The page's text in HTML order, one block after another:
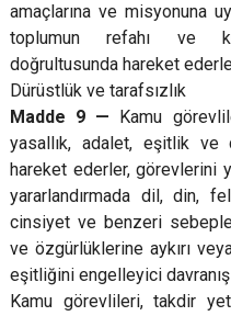
amaçlarına ve misyonuna
toplumun refahı ve
doğrultusunda hareket
Dürüstlük ve tarafsızlık
Madde 9 — Kamu
yasallık, adalet, eşitlik ve
hareket ederler, görevlerini
yararlandırmada dil, din,
cinsiyet ve benzeri
ve özgürlüklerine aykırı
eşitliğini engelleyici
Kamu görevlileri, takdir